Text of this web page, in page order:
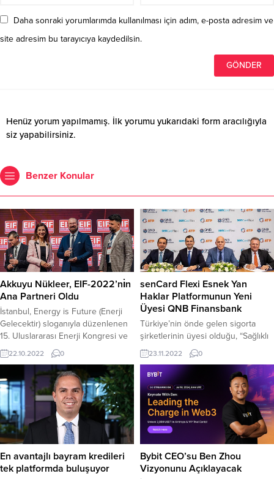
Daha sonraki yorumlarımda kullanılması için adım, e-posta adresim ve
site adresim bu tarayıcıya kaydedilsin.
Henüz yorum yapılmamış. İlk yorumu yukarıdaki form aracılığıyla
siz yapabilirsiniz.
Benzer Konular
Akkuyu Nükleer, EIF-2022’nı̇n
Ana Partneri Oldu
İstanbul, Energy is Future (Enerji
Gelecektir) sloganıyla düzenlenen
15. Uluslararası Enerji Kongresi ve
Fuarı EIF-2022’ye ev sahipliği yaptı.
AKKUYU NÜKLEER A.Ş’nin ana
partneri olduğu etkinlik,
Türkiye’den enerji sektörünün
önde gelenlerini ve 52 ülkeden
sektör temsilcilerini bir araya
getirdi. EIF-2022’nin açılış töreni,
Kongre Yürütme Kurulu Başkanı ve
Enerji Hukuku Uzmanı Av....
22.10.2022 0
senCard Flexi Esnek Yan
Haklar Platformunun Yeni
Üyesi QNB Finansbank
Türkiye’nin önde gelen sigorta
şirketlerinin üyesi olduğu, “Sağlıklı
ve Mutlu Yaşam Danışmanı” sloganı
ile üyelerinin ihtiyaç yönetimine
odaklanan senCard; esnek yan
haklar platformu ‘senCard Flexi’ ile
büyümeye devam ediyor. QNB
Finansbank ile yapılan yeni iş birliği
ile bankanın 12 bin çalışanı,
senCard Flexi’yi kullanarak yan
haklarını kendi tercihlerine göre
esnek...
23.11.2022 0
En avantajlı bayram kredileri
tek platformda buluşuyor
Bybit CEO’su Ben Zhou
Vizyonunu Açıklayacak